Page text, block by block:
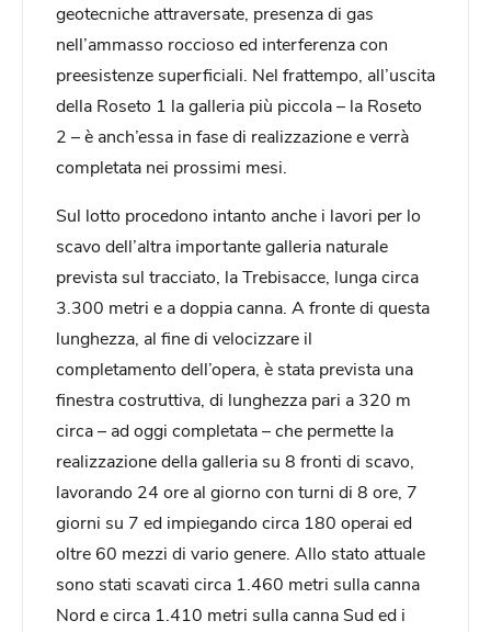
geotecniche attraversate, presenza di gas
nell’ammasso roccioso ed interferenza con
preesistenze superficiali. Nel frattempo, all’uscita
della Roseto 1 la galleria più piccola – la Roseto
2 – è anch’essa in fase di realizzazione e verrà
completata nei prossimi mesi.
Sul lotto procedono intanto anche i lavori per lo
scavo dell’altra importante galleria naturale
prevista sul tracciato, la Trebisacce, lunga circa
3.300 metri e a doppia canna. A fronte di questa
lunghezza, al fine di velocizzare il
completamento dell’opera, è stata prevista una
finestra costruttiva, di lunghezza pari a 320 m
circa – ad oggi completata – che permette la
realizzazione della galleria su 8 fronti di scavo,
lavorando 24 ore al giorno con turni di 8 ore, 7
giorni su 7 ed impiegando circa 180 operai ed
oltre 60 mezzi di vario genere. Allo stato attuale
sono stati scavati circa 1.460 metri sulla canna
Nord e circa 1.410 metri sulla canna Sud ed i